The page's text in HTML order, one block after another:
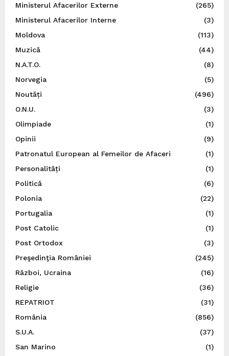
Ministerul Afacerilor Externe
(265)
Ministerul Afacerilor Interne
(3)
Moldova
(113)
Muzică
(44)
N.A.T.O.
(8)
Norvegia
(5)
Noutăți
(496)
O.N.U.
(3)
Olimpiade
(1)
Opinii
(9)
Patronatul European al Femeilor de Afaceri
(1)
Personalități
(1)
Politică
(6)
Polonia
(22)
Portugalia
(1)
Post Catolic
(1)
Post Ortodox
(3)
Preşedinţia României
(245)
Război, Ucraina
(16)
Religie
(36)
REPATRIOT
(31)
România
(856)
S.U.A.
(37)
San Marino
(1)